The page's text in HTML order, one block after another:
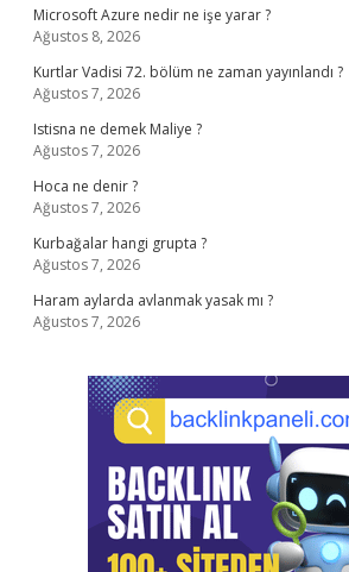
Microsoft Azure nedir ne işe yarar ?
Ağustos 8, 2026
Kurtlar Vadisi 72. bölüm ne zaman yayınlandı ?
Ağustos 7, 2026
Istisna ne demek Maliye ?
Ağustos 7, 2026
Hoca ne denir ?
Ağustos 7, 2026
Kurbağalar hangi grupta ?
Ağustos 7, 2026
Haram aylarda avlanmak yasak mı ?
Ağustos 7, 2026